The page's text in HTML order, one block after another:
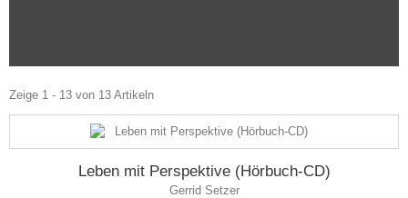
Zeige 1 - 13 von 13 Artikeln
Leben mit Perspektive (Hörbuch-CD)
Gerrid Setzer